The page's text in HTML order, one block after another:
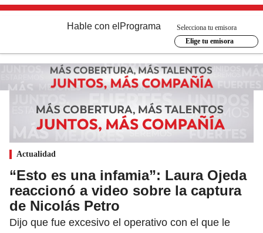
Hable con el Programa
Selecciona tu emisora
Elige tu emisora
Actualidad
“Esto es una infamia”: Laura Ojeda
reaccionó a video sobre la captura
de Nicolás Petro
Dijo que fue excesivo el operativo con el que le